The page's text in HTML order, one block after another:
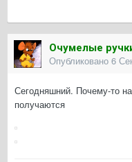
Очумелые
Опубликовано 6
Сегодняшний. Почему-то
получаются